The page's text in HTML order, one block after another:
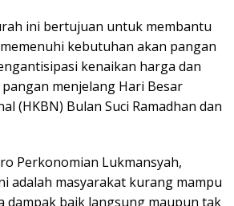
ini bertujuan untuk membantu
kebutuhan akan pangan
kenaikan harga dan
menjelang Hari Besar
(HKBN) Bulan Suci Ramadhan dan
Perkonomian Lukmansyah,
adalah masyarakat kurang mampu
dampak baik langsung maupun tak